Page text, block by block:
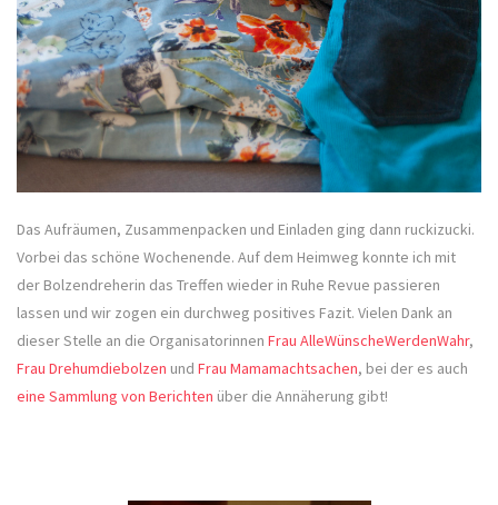
Das Aufräumen, Zusammenpacken und Einladen ging dann ruckizucki.
Vorbei das schöne Wochenende. Auf dem Heimweg konnte ich mit
der Bolzendreherin das Treffen wieder in Ruhe Revue passieren
lassen und wir zogen ein durchweg positives Fazit. Vielen Dank an
dieser Stelle an die Organisatorinnen Frau AlleWünscheWerdenWahr,
Frau Drehumdiebolzen und Frau Mamamachtsachen, bei der es auch
eine Sammlung von Berichten über die Annäherung gibt!